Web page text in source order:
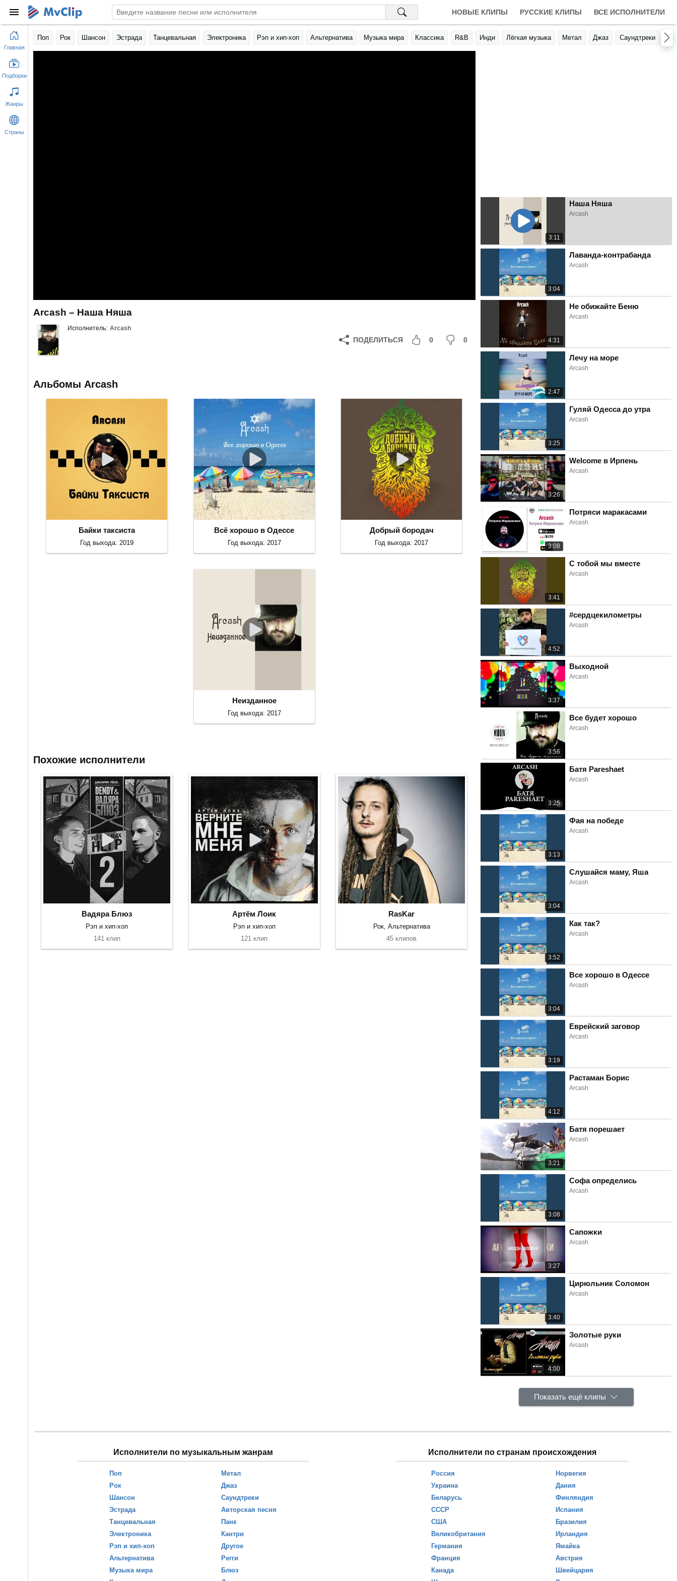
НОВЫЕ КЛИПЫ РУССКИЕ КЛИПЫ ВСЕ ИСПОЛНИТЕЛИ
Поп Рок Шансон Эстрада Танцевальная Электроника Рэп и хип-хоп Альтернатива Музыка мира Классика R&B Инди Лёгкая музыка Метал Джаз Саундтреки
Arcash – Наша Няша
Исполнитель: Arcash
ПОДЕЛИТЬСЯ 0 0
3:11
Наша Няша
Arcash
3:04
Лаванда-контрабанда
Arcash
4:31
Не обижайте Беню
Arcash
2:47
Лечу на море
Arcash
3:25
Гуляй Одесса до утра
Arcash
3:26
Welcome в Ирпень
Arcash
3:08
Потряси маракасами
Arcash
3:41
С тобой мы вместе
Arcash
4:52
#сердцекилометры
Arcash
3:37
Выходной
Arcash
3:56
Все будет хорошо
Arcash
3:25
Батя Pareshaet
Arcash
3:13
Фая на победе
Arcash
3:04
Слушайся маму, Яша
Arcash
3:52
Как так?
Arcash
3:04
Все хорошо в Одессе
Arcash
3:19
Еврейский заговор
Arcash
4:12
Растаман Борис
Arcash
3:21
Батя порешает
Arcash
3:08
Софа определись
Arcash
3:27
Сапожки
Arcash
3:40
Цирюльник Соломон
Arcash
4:00
Золотые руки
Arcash
Показать ещё клипы
Альбомы Arcash
Байки таксиста
Год выхода: 2019
Всё хорошо в Одессе
Год выхода: 2017
Добрый бородач
Год выхода: 2017
Неизданное
Год выхода: 2017
Похожие исполнители
Вадяра Блюз
Рэп и хип-хоп
141 клип
Артём Лоик
Рэп и хип-хоп
121 клип
RasKar
Рок, Альтернатива
45 клипов
Исполнители по музыкальным жанрам
Поп
Рок
Шансон
Эстрада
Танцевальная
Электроника
Рэп и хип-хоп
Альтернатива
Музыка мира
Метал
Джаз
Саундтреки
Авторская песня
Панк
Кантри
Другое
Регги
Блюз
Исполнители по странам происхождения
Россия
Украина
Беларусь
СССР
США
Великобритания
Германия
Франция
Канада
Норвегия
Дания
Финляндия
Испания
Бразилия
Ирландия
Ямайка
Австрия
Швейцария
Главная
Подборки
Жанры
Страны